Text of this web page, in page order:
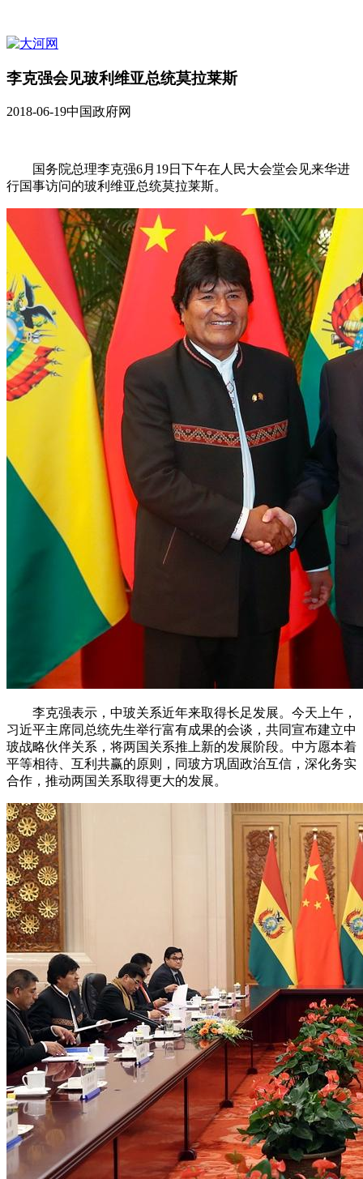
李克强会见玻利维亚总统莫拉莱斯
2018-06-19中国政府网
国务院总理李克强6月19日下午在人民大会堂会见来华进
行国事访问的玻利维亚总统莫拉莱斯。
李克强表示，中玻关系近年来取得长足发展。今天上午，
习近平主席同总统先生举行富有成果的会谈，共同宣布建立中
玻战略伙伴关系，将两国关系推上新的发展阶段。中方愿本着
平等相待、互利共赢的原则，同玻方巩固政治互信，深化务实
合作，推动两国关系取得更大的发展。